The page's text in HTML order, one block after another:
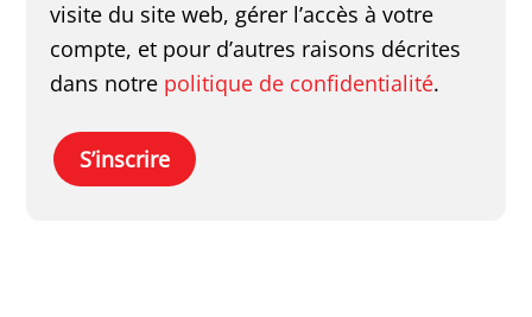
visite du site web, gérer l’accès à votre
compte, et pour d’autres raisons décrites
dans notre politique de confidentialité.
S’inscrire